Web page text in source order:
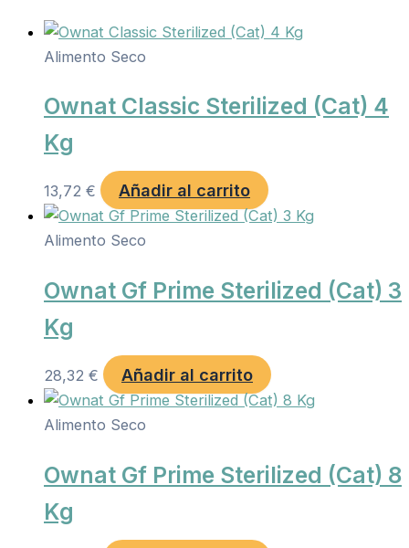
Alimento Seco
Ownat Classic Sterilized (Cat) 4
Kg
13,72 € Añadir al carrito
Alimento Seco
Ownat Gf Prime Sterilized (Cat) 3
Kg
28,32 € Añadir al carrito
Alimento Seco
Ownat Gf Prime Sterilized (Cat) 8
Kg